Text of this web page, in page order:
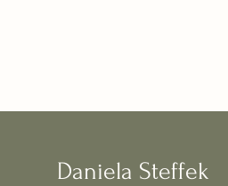
Daniela Steffek